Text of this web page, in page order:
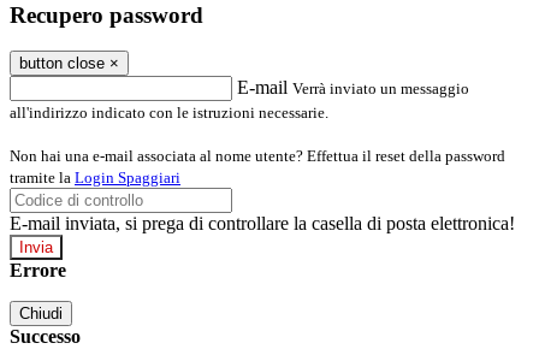
Recupero password
button close ×
E-mail Verrà inviato un messaggio
all'indirizzo indicato con le istruzioni necessarie.
Non hai una e-mail associata al nome utente? Effettua il reset della password
tramite la Login Spaggiari
E-mail inviata, si prega di controllare la casella di posta elettronica!
Errore
Chiudi
Successo